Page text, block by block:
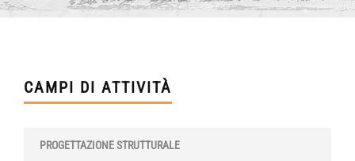
CAMPI DI ATTIVITÀ
PROGETTAZIONE STRUTTURALE